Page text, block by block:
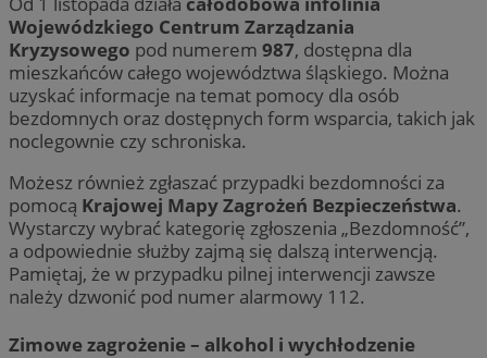
Wojewódzkiego Centrum Zarządzania
Kryzysowego pod numerem 987, dostępna dla
mieszkańców całego województwa śląskiego. Można
uzyskać informacje na temat pomocy dla osób
bezdomnych oraz dostępnych form wsparcia, takich jak
noclegownie czy schroniska.
Możesz również zgłaszać przypadki bezdomności za
pomocą Krajowej Mapy Zagrożeń Bezpieczeństwa.
Wystarczy wybrać kategorię zgłoszenia „Bezdomność”,
a odpowiednie służby zajmą się dalszą interwencją.
Pamiętaj, że w przypadku pilnej interwencji zawsze
należy dzwonić pod numer alarmowy 112.
Zimowe zagrożenie – alkohol i wychłodzenie